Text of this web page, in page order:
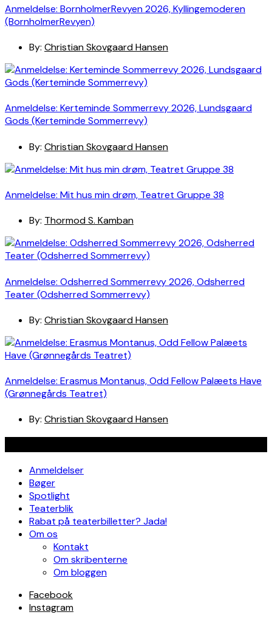
Anmeldelse: BornholmerRevyen 2026, Kyllingemoderen
(BornholmerRevyen)
By: Christian Skovgaard Hansen
Anmeldelse: Kerteminde Sommerrevy 2026, Lundsgaard
Gods (Kerteminde Sommerrevy)
By: Christian Skovgaard Hansen
Anmeldelse: Mit hus min drøm, Teatret Gruppe 38
By: Thormod S. Kamban
Anmeldelse: Odsherred Sommerrevy 2026, Odsherred
Teater (Odsherred Sommerrevy)
By: Christian Skovgaard Hansen
Anmeldelse: Erasmus Montanus, Odd Fellow Palæets Have
(Grønnegårds Teatret)
By: Christian Skovgaard Hansen
Anmeldelser
Bøger
Spotlight
Teaterblik
Rabat på teaterbilletter? Jada!
Om os
Kontakt
Om skribenterne
Om bloggen
Facebook
Instagram